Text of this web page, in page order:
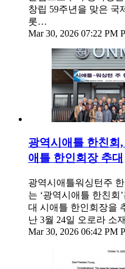
창립 59주년을 맞은 국
롯…
Mar 30, 2026 07:22 PM
광역시애틀 한친회
애틀 한인회장 추대
광역시애틀워싱턴주
는 ‘광역시애틀 한친회
대 시애틀 한인회장을
난 3월 24일 오로라 소
Mar 30, 2026 06:42 PM